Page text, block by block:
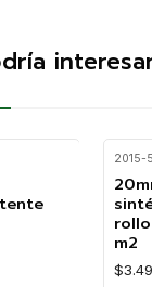
2015-
m2